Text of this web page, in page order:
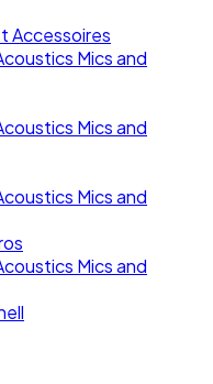
Accessoires